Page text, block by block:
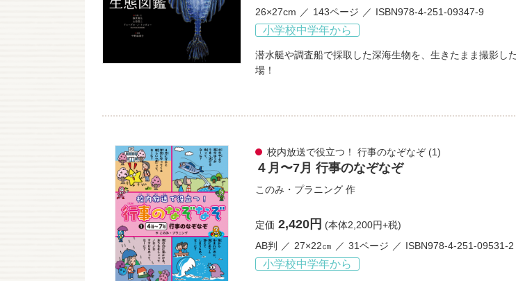
26×27cm
143ページ ISBN978-4-251-09347-9
小学校中学年から
潜水艇や調査船で採取した深海生物を、生きたまま撮影し
場！
校内放送で役立つ！ 行事のなぞなぞ(1)
４月〜7月 行事のなぞなぞ
このみ・プラニング 作
定価 2,420円 (本体2,200円+税)
AB判
27×22㎝ 31ページ ISBN978-4-251-09531-2
小学校中学年から